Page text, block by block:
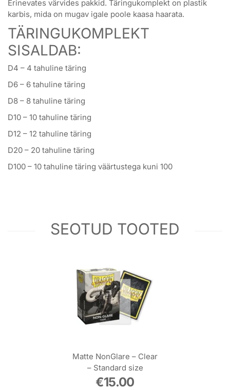
Erinevates värvides pakkid. Täringukomplekt on plastik
karbis, mida on mugav igale poole kaasa haarata.
TÄRINGUKOMPLEKT
SISALDAB:
D4 – 4 tahuline täring
D6 – 6 tahuline täring
D8 – 8 tahuline täring
D10 – 10 tahuline täring
D12 – 12 tahuline täring
D20 – 20 tahuline täring
D100 – 10 tahuline täring väärtustega kuni 100
SEOTUD TOOTED
Matte NonGlare – Clear
– Standard size
€15.00